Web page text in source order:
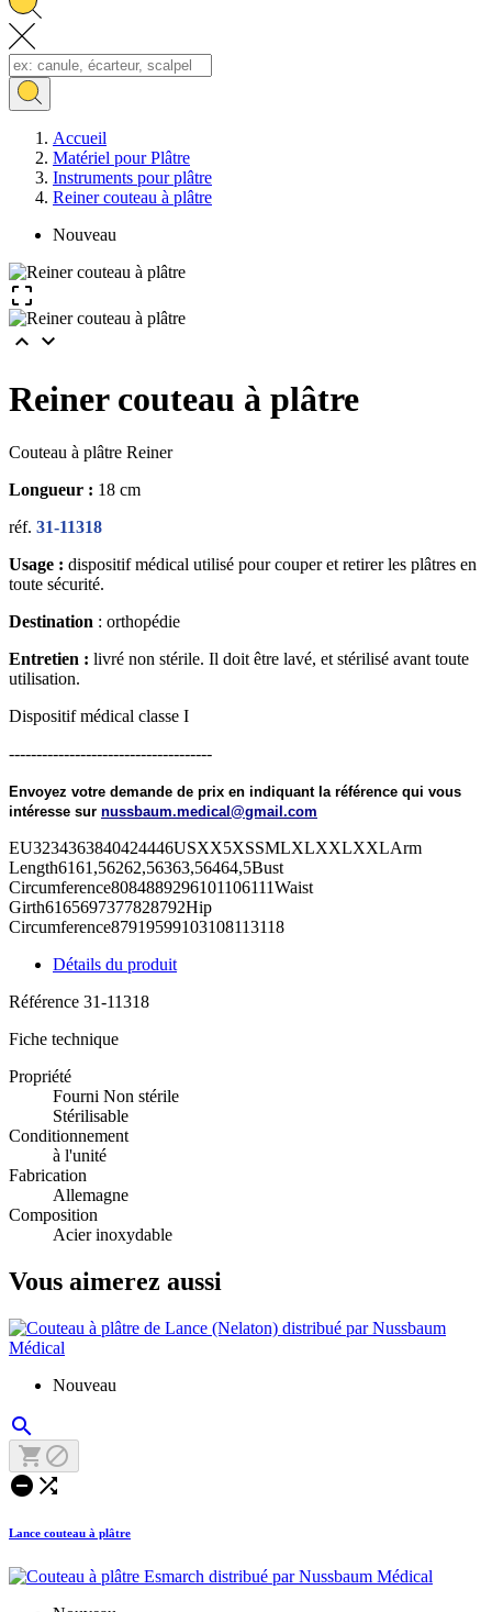
Accueil
Matériel pour Plâtre
Instruments pour plâtre
Reiner couteau à plâtre
Nouveau

 
Reiner couteau à plâtre
Couteau à plâtre Reiner
Longueur : 18 cm
réf. 31-11318
Usage : dispositif médical utilisé pour couper et retirer les plâtres en
toute sécurité.
Destination : orthopédie
Entretien : livré non stérile. Il doit être lavé, et stérilisé avant toute
utilisation.
Dispositif médical classe I
-------------------------------------
Envoyez votre demande de prix en indiquant la référence qui vous
intéresse sur nussbaum.medical@gmail.com
EU3234363840424446USXX5XSSMLXLXXLXXLArm
Length6161,56262,56363,56464,5Bust
Circumference8084889296101106111Waist
Girth6165697377828792Hip
Circumference87919599103108113118
Détails du produit
Référence 31-11318
Fiche technique
Propriété
Fourni Non stérile
Stérilisable
Conditionnement
à l'unité
Fabrication
Allemagne
Composition
Acier inoxydable
Vous aimerez aussi
Nouveau

 
 
Lance couteau à plâtre